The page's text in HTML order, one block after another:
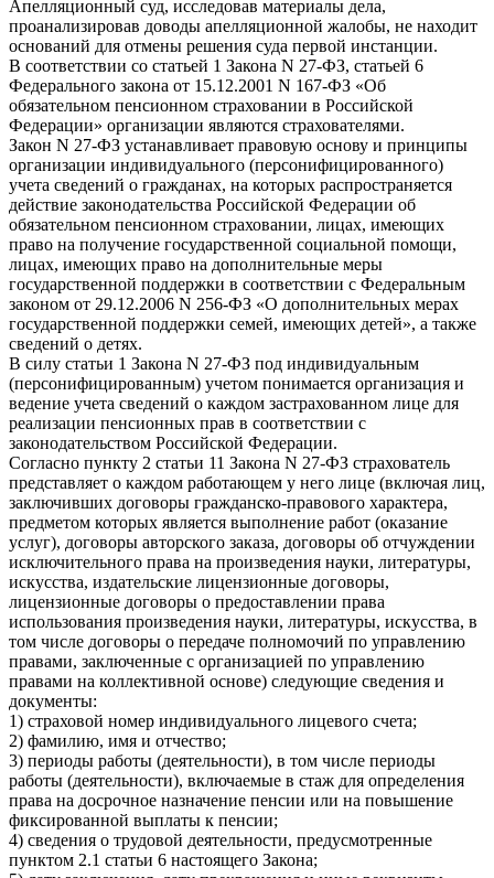
Апелляционный суд, исследовав материалы дела,
проанализировав доводы апелляционной жалобы, не находит
оснований для отмены решения суда первой инстанции.
В соответствии со статьей 1 Закона N 27-ФЗ, статьей 6
Федерального закона от 15.12.2001 N 167-ФЗ «Об
обязательном пенсионном страховании в Российской
Федерации» организации являются страхователями.
Закон N 27-ФЗ устанавливает правовую основу и принципы
организации индивидуального (персонифицированного)
учета сведений о гражданах, на которых распространяется
действие законодательства Российской Федерации об
обязательном пенсионном страховании, лицах, имеющих
право на получение государственной социальной помощи,
лицах, имеющих право на дополнительные меры
государственной поддержки в соответствии с Федеральным
законом от 29.12.2006 N 256-ФЗ «О дополнительных мерах
государственной поддержки семей, имеющих детей», а также
сведений о детях.
В силу статьи 1 Закона N 27-ФЗ под индивидуальным
(персонифицированным) учетом понимается организация и
ведение учета сведений о каждом застрахованном лице для
реализации пенсионных прав в соответствии с
законодательством Российской Федерации.
Согласно пункту 2 статьи 11 Закона N 27-ФЗ страхователь
представляет о каждом работающем у него лице (включая лиц,
заключивших договоры гражданско-правового характера,
предметом которых является выполнение работ (оказание
услуг), договоры авторского заказа, договоры об отчуждении
исключительного права на произведения науки, литературы,
искусства, издательские лицензионные договоры,
лицензионные договоры о предоставлении права
использования произведения науки, литературы, искусства, в
том числе договоры о передаче полномочий по управлению
правами, заключенные с организацией по управлению
правами на коллективной основе) следующие сведения и
документы:
1) страховой номер индивидуального лицевого счета;
2) фамилию, имя и отчество;
3) периоды работы (деятельности), в том числе периоды
работы (деятельности), включаемые в стаж для определения
права на досрочное назначение пенсии или на повышение
фиксированной выплаты к пенсии;
4) сведения о трудовой деятельности, предусмотренные
пунктом 2.1 статьи 6 настоящего Закона;